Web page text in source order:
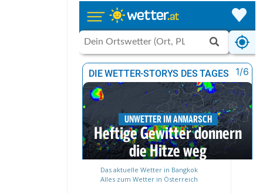
Das aktuelle Wetter in Bangkok
Alles zum Wetter in Österreich